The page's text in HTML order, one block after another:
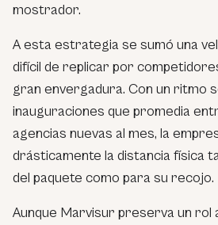
mostrador.
A esta estrategia se sumó una
difícil de replicar por
gran envergadura. Con un ritmo
inauguraciones que promedia
agencias nuevas al mes, la
drásticamente la distancia física
del paquete como para su recojo.
Aunque Marvisur preserva un rol